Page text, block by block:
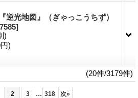
逆光地図』（ぎゃっこうちず）
)
)
(20件/3179件)
2 3 ... 318 次»